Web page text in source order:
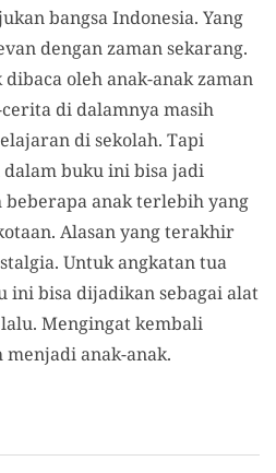
bangsa Indonesia. Yang
dengan zaman sekarang.
dibaca oleh anak-anak zaman
di dalamnya masih
di sekolah. Tapi
buku ini bisa jadi
anak terlebih yang
Alasan yang terakhir
Untuk angkatan tua
ini bisa dijadikan sebagai alat
Mengingat kembali
menjadi anak-anak.